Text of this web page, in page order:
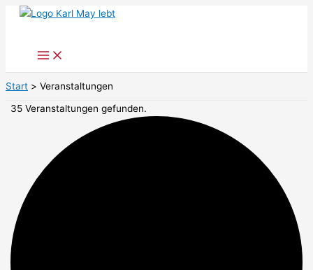
Zum
Start
Veranstaltungen
35 Veranstaltungen gefunden.